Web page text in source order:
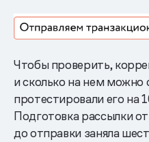
Чтобы проверить,
и сколько на нем можно
протестировали его на
Подготовка рассылки
до отправки заняла